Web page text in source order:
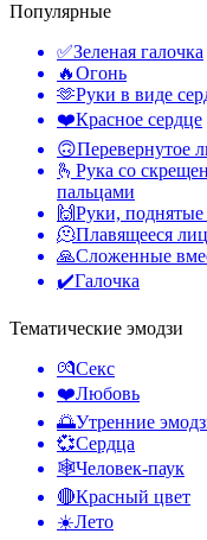
Популярные
✅Зеленая галочка
🔥Огонь
🫶Руки в виде
❤️Красное сердце
🙃Перевернутое
🫰 Рука со
пальцами
🙌Руки, поднятые
🫠Плавящееся
🙏Сложенные
✔️Галочка
Тематические эмодзи
💏Секс
❤️Любовь
🌅Утренние
💞Сердца
🕸️Человек-паук
🔴Красный цвет
☀️Лето